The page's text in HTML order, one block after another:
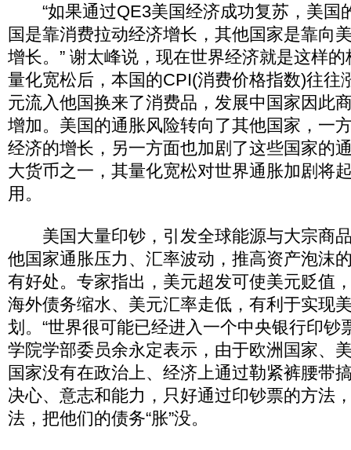
“如果通过QE3美国经济成功复苏，美国
国是靠消费拉动经济增长，其他国家是靠向
增长。” 谢太峰说，现在世界经济就是这样
量化宽松后，本国的CPI(消费价格指数)往往
元流入他国换来了消费品，发展中国家因此
增加。美国的通胀风险转向了其他国家，一
经济的增长，另一方面也加剧了这些国家的
大货币之一，其量化宽松对世界通胀加剧将
用。
美国大量印钞，引发全球能源与大宗商
他国家通胀压力、汇率波动，推高资产泡沫
有好处。专家指出，美元超发可使美元贬值
海外债务缩水、美元汇率走低，有利于实现
划。“世界很可能已经进入一个中央银行印钞
学院学部委员余永定表示，由于欧洲国家、
国家没有在政治上、经济上通过勒紧裤腰带
决心、意志和能力，只好通过印钞票的方法
法，把他们的债务“胀”没。